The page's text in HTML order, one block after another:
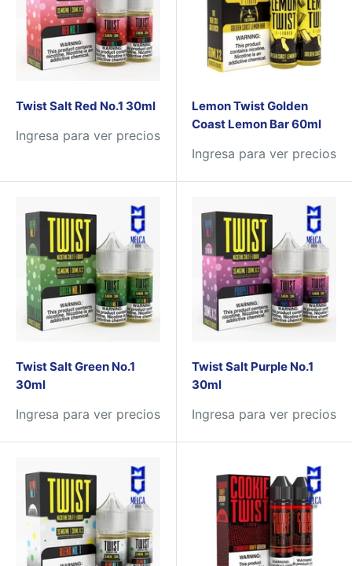
Twist Salt Red No.1 30ml
Ingresa para ver precios
Lemon Twist Golden
Coast Lemon Bar 60ml
Ingresa para ver precios
Twist Salt Green No.1
30ml
Ingresa para ver precios
Twist Salt Purple No.1
30ml
Ingresa para ver precios